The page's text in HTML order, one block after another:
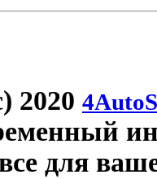
2020
для